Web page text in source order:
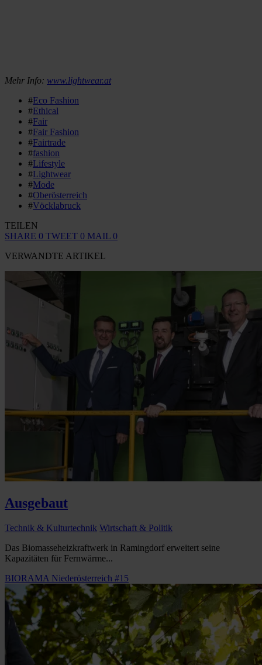
Mehr Info: www.lightwear.at
#Eco Fashion
#Ethical
#Fair
#Fair Fashion
#Fairtrade
#fashion
#Lifestyle
#Lightwear
#Mode
#Oberösterreich
#Vöcklabruck
TEILEN
SHARE 0 TWEET 0 MAIL 0
VERWANDTE ARTIKEL
Ausgebaut
Technik & Kulturtechnik Wirtschaft & Politik
Das Biomasseheizkraftwerk in Ramingdorf erweitert seine
Kapazitäten für Fernwärme...
BIORAMA Niederösterreich #15